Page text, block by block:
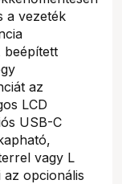
a vezeték
beépített
az
LCD
USB-C
vagy L
opcionális